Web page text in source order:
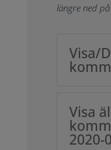
längre ned
Visa/
Visa
2020-